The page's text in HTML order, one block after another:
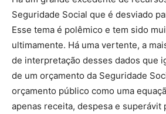
Seguridade Social que é desviado
Esse tema é polêmico e tem sido
ultimamente. Há uma vertente, a
de interpretação desses dados que
de um orçamento da Seguridade
orçamento público como uma
apenas receita, despesa e superávit